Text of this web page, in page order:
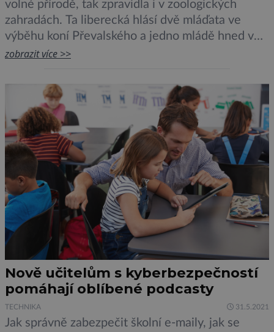
volné přírodě, tak zpravidla i v zoologických
zahradách. Ta liberecká hlásí dvě mláďata ve
výběhu koní Převalského a jedno mládě hned v
sousedící expozici sobů karelských. Všechna tři
zoologické zahradě se v posledních čtrnácti
dnech narodila dvě […]
zobrazit více >>
Nově učitelům s kyberbezpečností
pomáhají oblíbené podcasty
TECHNIKA 31.5.2021
Jak správně zabezpečit školní e-maily, jak se